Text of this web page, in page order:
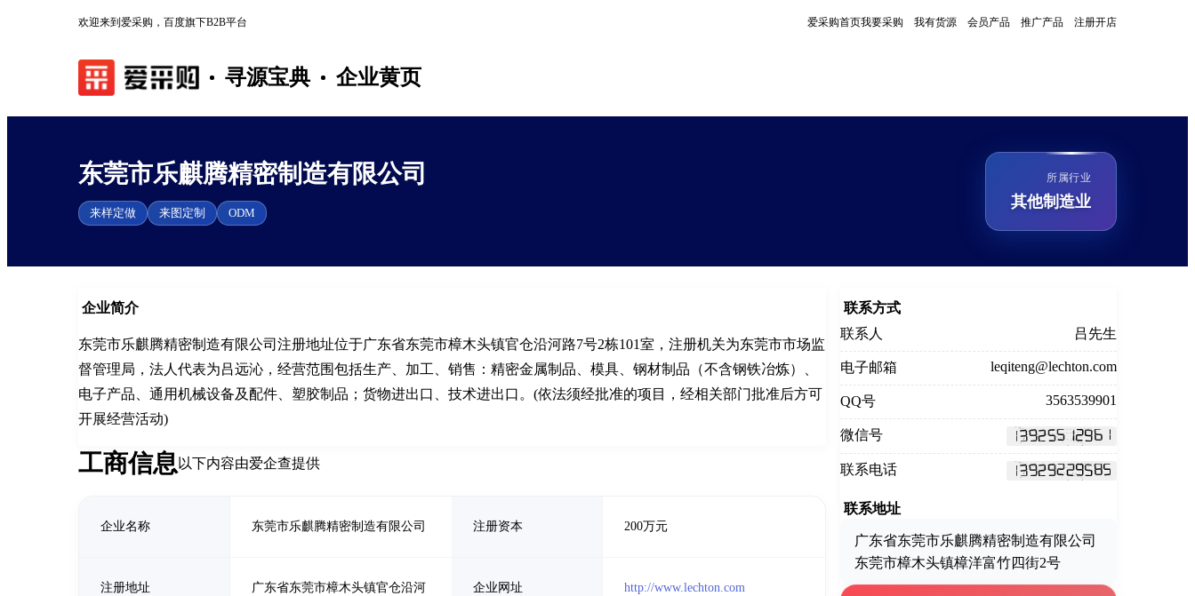
欢迎来到爱采购，百度旗下B2B平台 爱采购首页我要采购 我有货源 会员产品 推广产品 注册开店
寻源宝典 企业黄页
东莞市乐麒腾精密制造有限公司
来样定做 来图定制 ODM
所属行业
其他制造业
企业简介
东莞市乐麒腾精密制造有限公司注册地址位于广东省东莞市樟木头镇官仓沿河路7号2栋101室，注册机关为东莞市市场监
督管理局，法人代表为吕远沁，经营范围包括生产、加工、销售：精密金属制品、模具、钢材制品（不含钢铁冶炼）、
电子产品、通用机械设备及配件、塑胶制品；货物进出口、技术进出口。(依法须经批准的项目，经相关部门批准后方可
开展经营活动)
工商信息以下内容由爱企查提供
企业名称 东莞市乐麒腾精密制造有限公司 注册资本 200万元
注册地址 广东省东莞市樟木头镇官仓沿河 企业网址 http://www.lechton.com
联系方式
联系人
吕先生
电子邮箱 leqiteng@lechton.com
QQ号 3563539901
微信号
联系电话
联系地址
广东省东莞市乐麒腾精密制造有限公司
东莞市樟木头镇樟洋富竹四街2号